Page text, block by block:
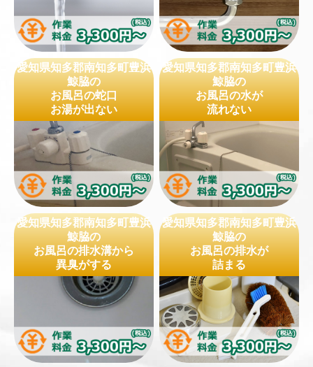
愛知県知多郡南知多町豊浜
鯨脇の
お風呂の蛇口
お湯が出ない
愛知県知多郡南知多町豊浜
鯨脇の
お風呂の水が
流れない
愛知県知多郡南知多町豊浜
鯨脇の
お風呂の排水溝から
異臭がする
愛知県知多郡南知多町豊浜
鯨脇の
お風呂の排水が
詰まる